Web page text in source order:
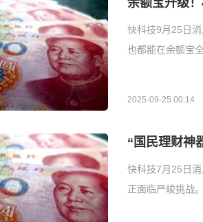
余额宝升级
快科技9月25日
也都能在余额宝
2025-09-25 00:14
“国民理财神
快科技7月25日
正面临严峻挑战